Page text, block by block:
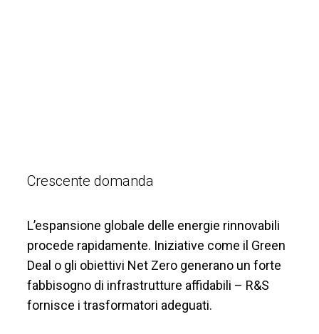
Crescente domanda
L’espansione globale delle energie rinnovabili
procede rapidamente. Iniziative come il Green
Deal o gli obiettivi Net Zero generano un forte
fabbisogno di infrastrutture affidabili – R&S
fornisce i trasformatori adeguati.